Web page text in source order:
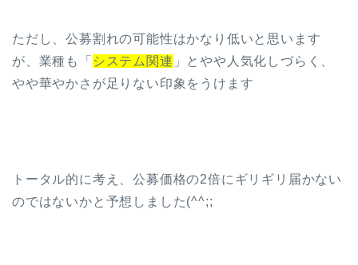
ただし、公募割れの可能性はかなり低いと思います
が、業種も「 システム関連 」とやや人気化しづらく、
やや華やかさが足りない印象をうけます
トータル的に考え、公募価格の2倍にギリギリ届かない
のではないかと予想しました(^^;;